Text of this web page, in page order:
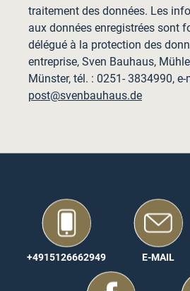
traitement des données. Les
aux données enregistrées sont
délégué à la protection des
entreprise, Sven Bauhaus,
Münster, tél. : 0251- 3834990, e-
post@svenbauhaus.de
+4915126662949 E-MAIL